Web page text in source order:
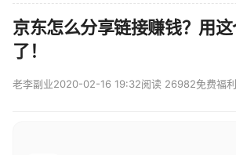
京东怎么分享链接赚钱？用
了！
老李副业2020-02-16 19:32阅读 26982免费福利